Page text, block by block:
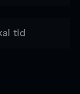
tid